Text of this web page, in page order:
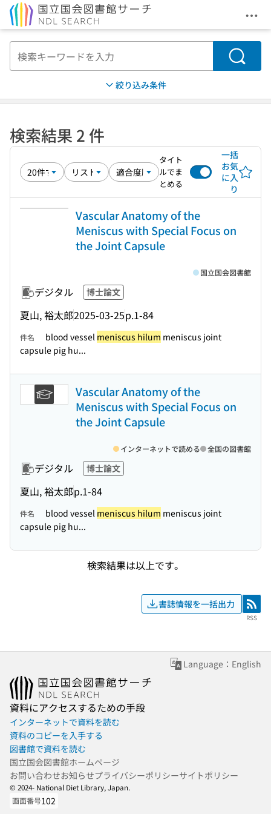
メ
検索
絞り込み条件
検索結果 2 件
タイト
ルでま
とめる
一括
お気
に入
り
Vascular Anatomy of the
Meniscus with Special Focus on
the Joint Capsule
デジタル 博士論文
夏山, 裕太郎2025-03-25p.1-84
国立国会図書館
件名 blood vessel meniscus hilum meniscus joint
capsule pig hu...
Vascular Anatomy of the
Meniscus with Special Focus on
the Joint Capsule
デジタル 博士論文
夏山, 裕太郎p.1-84
インターネットで読める 全国の図書館
件名 blood vessel meniscus hilum meniscus joint
capsule pig hu...
検索結果は以上です。
書誌情報を一括出力 RSS
RSS
Language：English
資料にアクセスするための手段
インターネットで資料を読む
資料のコピーを入手する
図書館で資料を読む
国立国会図書館ホームページ
お問い合わせお知らせプライバシーポリシーサイトポリシー
© 2024- National Diet Library, Japan.
画面番号102